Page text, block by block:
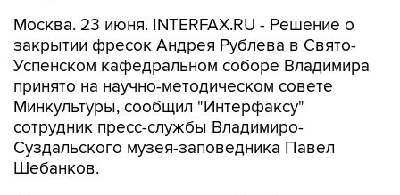
Москва. 23 июня. INTERFAX.RU - Решение о
закрытии фресок Андрея Рублева в Свято-
Успенском кафедральном соборе Владимира
принято на научно-методическом совете
Минкультуры, сообщил "Интерфаксу"
сотрудник пресс-службы Владимиро-
Суздальского музея-заповедника Павел
Шебанков.